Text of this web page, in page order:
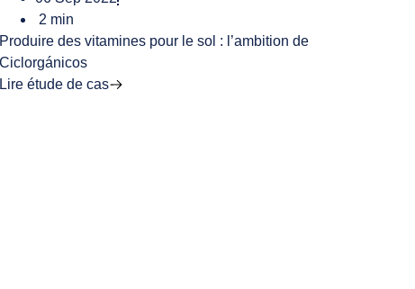
2 min
Produire des vitamines pour le sol : l’ambition de
Ciclorgánicos
Lire étude de cas